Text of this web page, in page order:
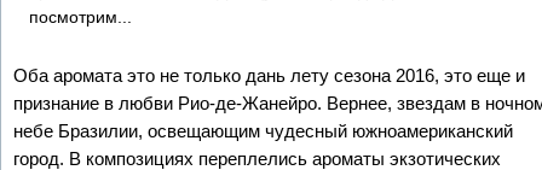
посмотрим...
Оба аромата это не только дань лету сезона 2016, это еще и
признание в любви Рио-де-Жанейро. Вернее, звездам в
небе Бразилии, освещающим чудесный южноамериканский
город. В композициях переплелись ароматы экзотических